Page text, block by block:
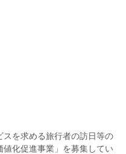
を求める旅行者の訪日等の
化促進事業」を募集してい